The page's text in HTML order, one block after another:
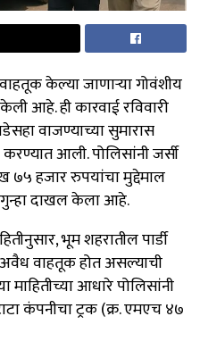
केल्या जाणाऱ्या गोवंशीय
आहे. ही कारवाई रविवारी
वाजण्याच्या सुमारास
करण्यात आली. पोलिसांनी जर्सी
हजार रुपयांचा मुद्देमाल
दाखल केला आहे.
भूम शहरातील पार्डी
वाहतूक होत असल्याची
माहितीच्या आधारे पोलिसांनी
कंपनीचा ट्रक (क्र. एमएच ४७